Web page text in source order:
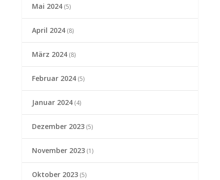
Mai 2024(5)
April 2024(8)
März 2024(8)
Februar 2024(5)
Januar 2024(4)
Dezember 2023(5)
November 2023(1)
Oktober 2023(5)